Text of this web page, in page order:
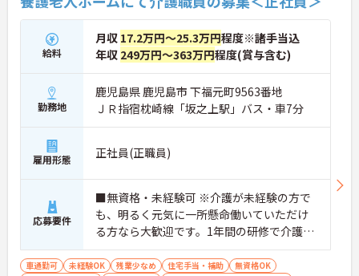
給料
月収 17.2万円～25.3万円程度※諸手当込
年収 249万円～363万円程度(賞与含む)
勤務地
鹿児島県 鹿児島市 下福元町9563番地
ＪＲ指宿枕崎線「坂之上駅」バス・車7分
雇用形態 正社員(正職員)
応募要件
■無資格・未経験可 ※介護が未経験の方で
も、明るく元気に一所懸命働いていただけ
る方なら大歓迎です。1年間の研修で介護職
に成長できます。
車通勤可 未経験OK 残業少なめ 住宅手当・補助
無資格OK